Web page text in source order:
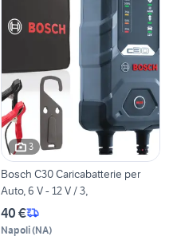
3
Bosch C30 Caricabatterie per
Auto, 6 V - 12 V / 3,
40 €
Napoli(NA)